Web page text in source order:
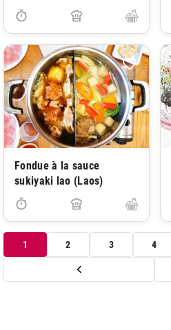
Fondue à la sauce
sukiyaki lao (Laos)
1 2 3 4